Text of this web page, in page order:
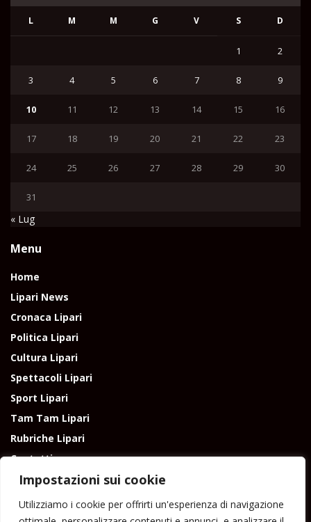
Impostazioni sui cookie
Utilizziamo i cookie per offrirti un'esperienza di navigazione
L M M G V S D
1 2
3 4 5 6 7 8 9
10 11 12 13 14 15 16
17 18 19 20 21 22 23
24 25 26 27 28 29 30
31
« Lug
Menu
Home
Lipari News
Cronaca Lipari
Politica Lipari
Cultura Lipari
Spettacoli Lipari
Sport Lipari
Tam Tam Lipari
Rubriche Lipari
Contatti